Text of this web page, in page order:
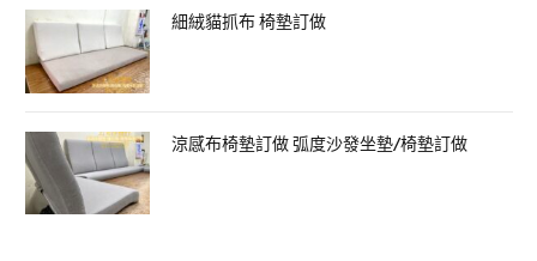
細絨貓抓布 椅墊訂做
涼感布椅墊訂做 弧度沙發坐墊/椅墊訂做